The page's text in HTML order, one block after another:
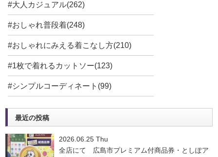
#大人カジュアル(262)
#おしゃれ普段着(248)
#おしゃれにみえる着こなし方(210)
#1枚で着れるカットソー(123)
#シンプルコーディネート(99)
最近の投稿
2026.06.25 Thu
全店にて 広島市プレミアム付商品券・としぽア